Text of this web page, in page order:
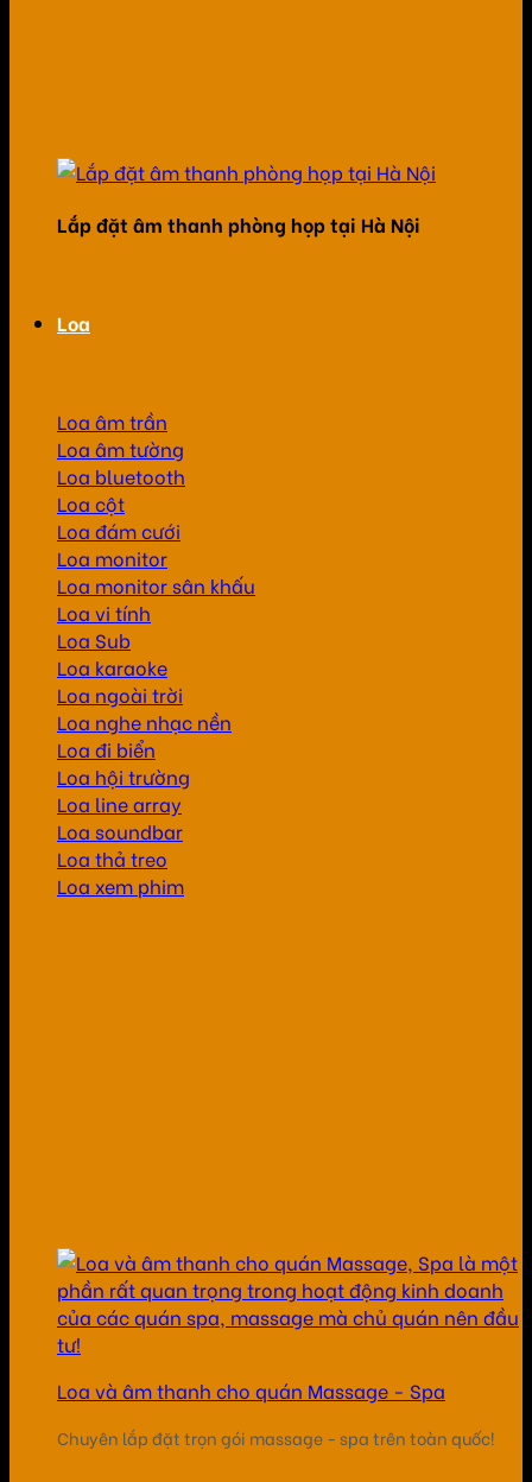
Lắp đặt âm thanh phòng họp tại Hà Nội
Loa
Loa âm trần
Loa âm tường
Loa bluetooth
Loa cột
Loa đám cưới
Loa monitor
Loa monitor sân khấu
Loa vi tính
Loa Sub
Loa karaoke
Loa ngoài trời
Loa nghe nhạc nền
Loa đi biển
Loa hội trường
Loa line array
Loa soundbar
Loa thả treo
Loa xem phim
Loa và âm thanh cho quán Massage - Spa
Chuyên lắp đặt trọn gói massage - spa trên toàn quốc!